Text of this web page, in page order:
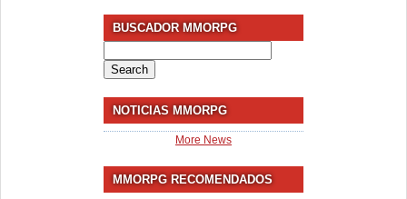
BUSCADOR MMORPG
for:
NOTICIAS MMORPG
More News
MMORPG RECOMENDADOS